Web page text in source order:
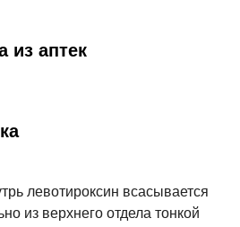
из аптек
левотироксин всасывается
из верхнего отдела тонкой